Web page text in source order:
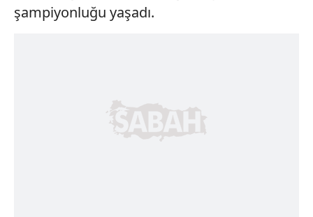
şampiyonluğu yaşadı.